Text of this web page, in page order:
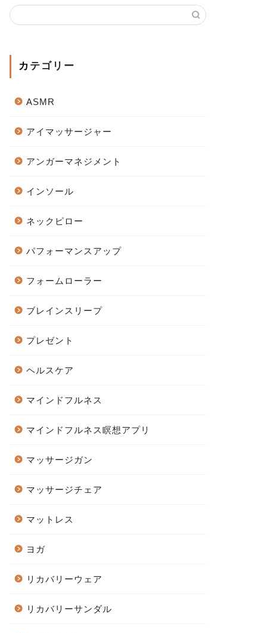
カテゴリー
ASMR
アイマッサージャー
アンガーマネジメント
インソール
ネックピロー
パフォーマンスアップ
フォームローラー
ブレインスリープ
プレゼント
ヘルスケア
マインドフルネス
マインドフルネス瞑想アプリ
マッサージガン
マッサージチェア
マットレス
ヨガ
リカバリーウェア
リカバリーサンダル